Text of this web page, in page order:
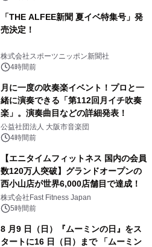
「THE ALFEE新聞 夏イベ特集号」発
売決定！
株式会社スポーツニッポン新聞社
4時間前
月に一度の吹奏楽イベント！プロと一
緒に演奏できる「第112回月イチ吹奏
楽」。演奏曲目などの詳細発表！
公益社団法人 大阪市音楽団
4時間前
【エニタイムフィットネス 国内の会員
数120万人突破】グランドオープンの
西小山店が世界6,000店舗目で達成！
株式会社Fast Fitness Japan
5時間前
8 月9 日（日）『ムーミンの日』をス
タートに16 日（日）まで 「ムーミン